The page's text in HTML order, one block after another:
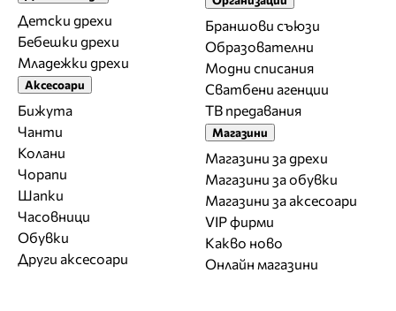
Детски дрехи
Бебешки дрехи
Младежки дрехи
Аксесоари
Бижута
Чанти
Колани
Чорапи
Шапки
Часовници
Обувки
Други аксесоари
Браншови съюзи
Образователни
Модни списания
Сватбени агенции
ТВ предавания
Магазини
Магазини за дрехи
Магазини за обувки
Магазини за aксесоари
VIP фирми
Какво ново
Онлайн магазини